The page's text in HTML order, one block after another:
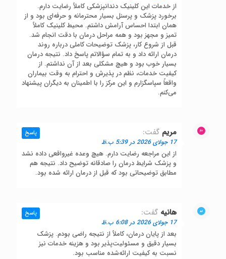
از خدمات این کلینیک دندانپزشکی کاملاً رضایت دارم.
برخورد پزشک و پرسنل بسیار محترمانه و حرفه‌ای بود و از
همان ابتدا احساس آرامش داشتم. محیط کلینیک کاملاً
تمیز و مجهز بود و همه مراحل درمان با دقت انجام شد.
قبل از شروع کار، پزشک توضیحات کاملی درباره روند
درمان ارائه داد و به تمام سؤالاتم پاسخ داد. نتیجه درمان
بسیار خوب بود و هیچ مشکلی بعد از آن نداشتم. از
کیفیت خدمات، نظم در پذیرش و احترام به وقت بیماران
واقعاً سپاسگزارم و این مرکز را با اطمینان به دیگران پیشنهاد
می‌کنم.
مریم گفت:
17 جولای 2026 در 5:39 ب.ظ
از این مراجعه رضایت دارم. هیچ وعده غیرواقعی داده نشد
و پزشک شرایط درمان را صادقانه توضیح داد. نتیجه هم
مطابق توضیحاتی بود که قبل از درمان ارائه شده بود.
پاسخ
هانیه گفت:
17 جولای 2026 در 6:08 ب.ظ
بعد از پایان درمان، کاملاً از نتیجه راضی بودم. پزشک
بسیار دقیق و مسئولیت‌پذیر بود و هزینه خدمات نیز
نسبت به کیفیت ارائه‌شده مناسب بود.
پاسخ